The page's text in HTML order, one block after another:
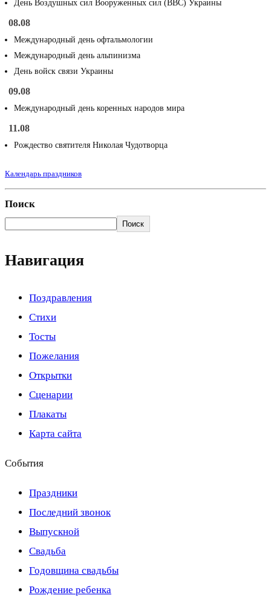
День Воздушных сил Вооруженных сил (ВВС) Украины
08.08
Международный день офтальмологии
Международный день альпинизма
День войск связи Украины
09.08
Международный день коренных народов мира
11.08
Рождество святителя Николая Чудотворца
Календарь праздников
Поиск
Поиск
Навигация
Поздравления
Стихи
Тосты
Пожелания
Открытки
Сценарии
Плакаты
Карта сайта
События
Праздники
Последний звонок
Выпускной
Свадьба
Годовщина свадьбы
Рождение ребенка